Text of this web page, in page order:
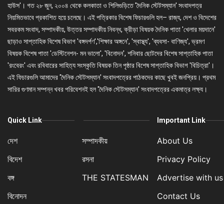
হাউস'। গত ২৮ জুন, ২০০৪ থেকে কলকাতা ও শিলিগুড়িতে 'দৈনিক স্টেটসম্যান' সংবাদপত্র
নিয়মিতভাবে প্রকাশিত হয়ে চলেছে। এই পত্রিকার বিশেষ ফিচারগুলি হল– রাজ্য, দেশ ও বিদেশের
সবরকম সংবাদ, সম্পাদকীয়, উত্তর সম্পাদকীয় নিবন্ধ, ক্রীড়া বিষয়ক দৈনিক পাতা 'খেলার ময়দানে'
ছাড়াও সাপ্তাহিক বিশেষ বিভাগ 'বঙ্গদর্পণ','শিক্ষার অঙ্গনে', 'স্বাস্থ্য', 'ব্যবসা- বাণিজ্য', ভ্রমণ
বিষয়ক বিশেষ পাতা 'ডেস্টিনেশন- মন ভালো', 'বিনোদন', শনিবার ছোটদের বিশেষ সাপ্তাহিক পাতা
'রংবেরং' এবং রবিবারের সাহিত্য সংস্কৃতি বিষয়ক তিন পৃষ্ঠার বিশেষ সাপ্তাহিক বিভাগ 'বিচিত্রা'।
এই ফিচারগুলি আমাদের 'দৈনিক স্টেটসম্যান' সংবাদপত্রের পাঠকদের কাছে খুবই জনপ্রিয়। প্রথম
সারির গুণমান সম্পন্ন খবর পরিবেশনই হল 'দৈনিক স্টেটসম্যান' সংবাদপত্রের একমাত্র লক্ষ্য।
Quick Link
দেশ
বিদেশ
বঙ্গ
বিনোদন
সম্পাদকীয়
রসনা
THE STATESMAN
Important Link
About Us
Privacy Policy
Advertise with us
Contact Us